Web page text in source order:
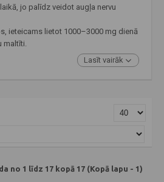
jo palīdz veidot augļa nervu
ieteicams lietot 1000–3000 mg dienā
maltīti.
Lasīt vairāk
no 1 līdz 17 kopā 17 (Kopā lapu - 1)